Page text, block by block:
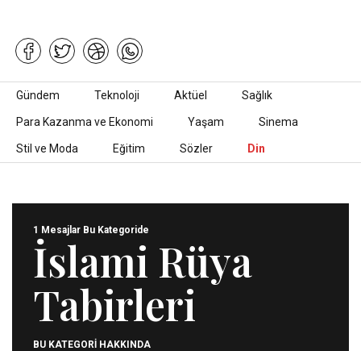
İçeriğe geç
Gündem Teknoloji Aktüel Sağlık
Para Kazanma ve Ekonomi Yaşam Sinema
Stil ve Moda Eğitim Sözler Din
1 Mesajlar Bu Kategoride
İslami Rüya
Tabirleri
BU KATEGORİ HAKKINDA